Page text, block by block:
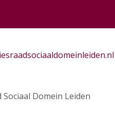
Domein Leiden